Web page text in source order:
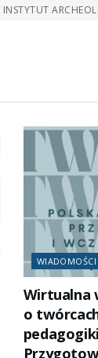
INSTYTUT
WIADOMOŚCI
Wirtualna
o